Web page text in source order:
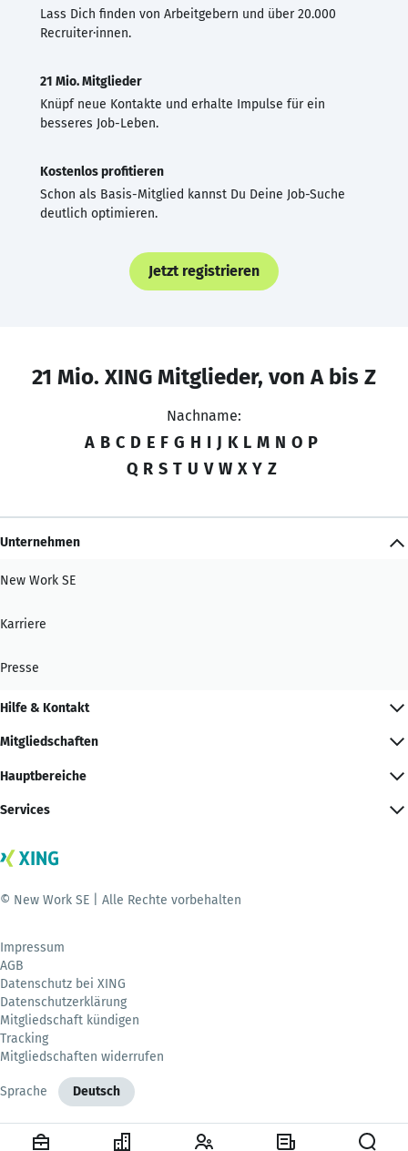
Lass Dich finden von Arbeitgebern und über 20.000
Recruiter·innen.
21 Mio. Mitglieder
Knüpf neue Kontakte und erhalte Impulse für ein
besseres Job-Leben.
Kostenlos profitieren
Schon als Basis-Mitglied kannst Du Deine Job-Suche
deutlich optimieren.
Jetzt registrieren
21 Mio. XING Mitglieder, von A bis Z
Nachname:
A B C D E F G H I J K L M N O P
Q R S T U V W X Y Z
Unternehmen
New Work SE
Karriere
Presse
Hilfe & Kontakt
Mitgliedschaften
Hauptbereiche
Services
© New Work SE | Alle Rechte vorbehalten
Impressum
AGB
Datenschutz bei XING
Datenschutzerklärung
Mitgliedschaft kündigen
Tracking
Mitgliedschaften widerrufen
Sprache Deutsch